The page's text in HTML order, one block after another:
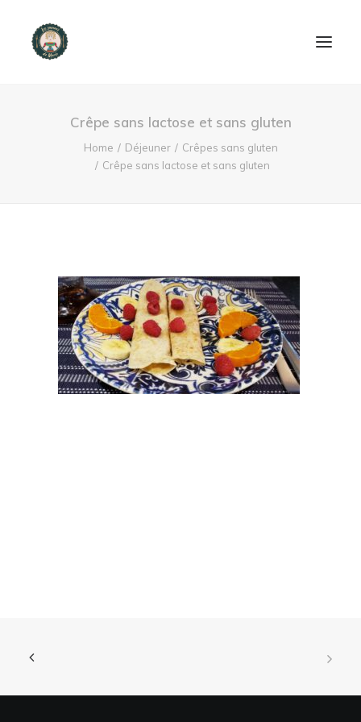
ACCUEIL
PRODUITS ET SERVICES
SEARCH
Crêpe sans lactose et sans gluten
Home Déjeuner
Crêpes sans gluten
Crêpe sans lactose et sans gluten